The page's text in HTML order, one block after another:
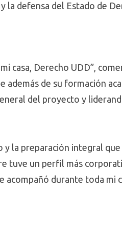
defensa del Estado de
casa, Derecho UDD”,
además de su formación
del proyecto y
y la preparación integral
tuve un perfil más
acompañó durante toda mi